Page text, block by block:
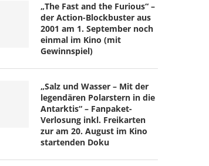
„The Fast and the Furious“ –
der Action-Blockbuster aus
2001 am 1. September noch
einmal im Kino (mit
Gewinnspiel)
„Salz und Wasser – Mit der
legendären Polarstern in die
Antarktis“ – Fanpaket-
Verlosung inkl. Freikarten
zur am 20. August im Kino
startenden Doku